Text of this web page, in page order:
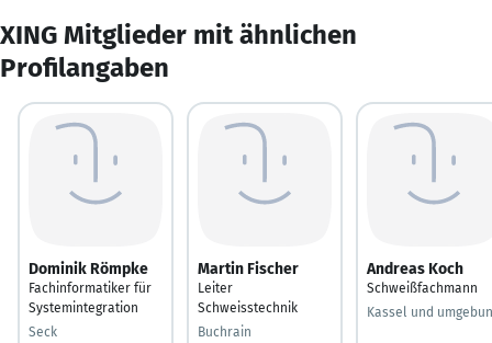
XING Mitglieder mit ähnlichen
Profilangaben
Dominik Römpke
Fachinformatiker für
Systemintegration
Seck
Martin Fischer
Leiter
Schweisstechnik
Buchrain
Andreas Koch
Schweißfachmann
Kassel und